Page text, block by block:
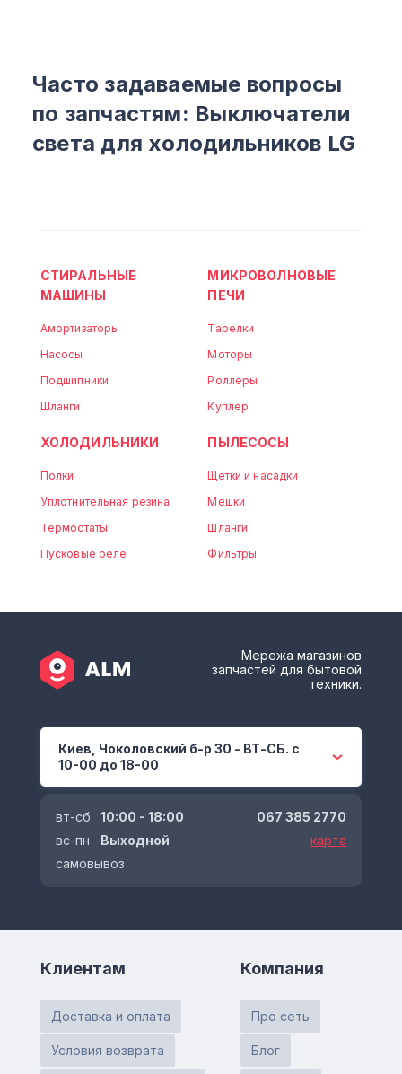
Часто задаваемые вопросы
по запчастям: Выключатели
света для холодильников LG
СТИРАЛЬНЫЕ
МАШИНЫ
Амортизаторы
Насосы
Подшипники
Шланги
МИКРОВОЛНОВЫЕ
ПЕЧИ
Тарелки
Моторы
Роллеры
Куплер
ХОЛОДИЛЬНИКИ
Полки
Уплотнительная резина
Термостаты
Пусковые реле
ПЫЛЕСОСЫ
Щетки и насадки
Мешки
Шланги
Фильтры
Мережа магазинов
запчастей для бытовой
техники.
Киев, Чоколовский б-р 30 - ВТ-СБ. с
10-00 до 18-00
вт-сб
10:00 - 18:00
вс-пн
Выходной
самовывоз
067 385 2770
карта
Клиентам
Доставка и оплата
Условия возврата
Компания
Про сеть
Блог